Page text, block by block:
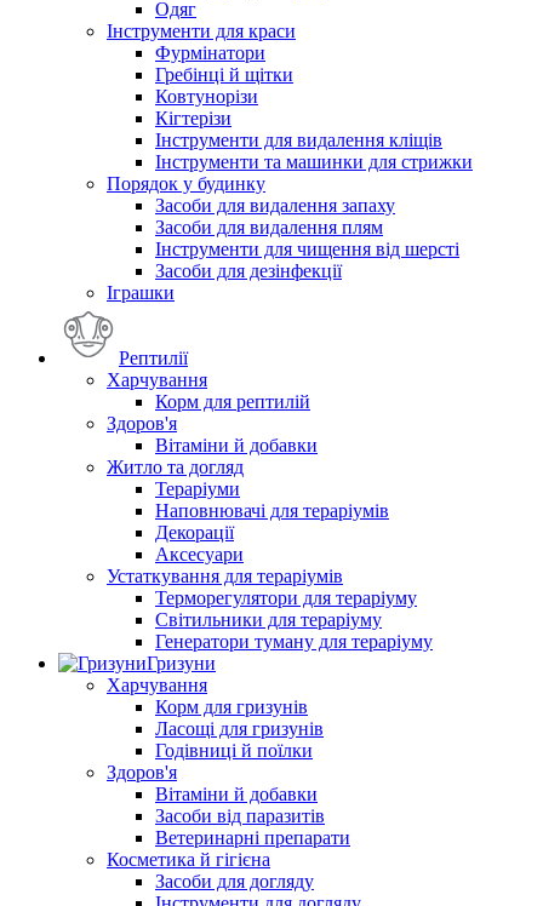
Одяг
Інструменти для краси
Фурмінатори
Гребінці й щітки
Ковтунорізи
Кігтерізи
Інструменти для видалення кліщів
Інструменти та машинки для стрижки
Порядок у будинку
Засоби для видалення запаху
Засоби для видалення плям
Інструменти для чищення від шерсті
Засоби для дезінфекції
Іграшки
Рептилії
Харчування
Корм для рептилій
Здоров'я
Вітаміни й добавки
Житло та догляд
Тераріуми
Наповнювачі для тераріумів
Декорації
Аксесуари
Устаткування для тераріумів
Терморегулятори для тераріуму
Світильники для тераріуму
Генератори туману для тераріуму
Гризуни
Харчування
Корм для гризунів
Ласощі для гризунів
Годівниці й поїлки
Здоров'я
Вітаміни й добавки
Засоби від паразитів
Ветеринарні препарати
Косметика й гігієна
Засоби для догляду